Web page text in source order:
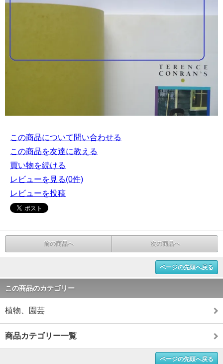
この商品について問い合わせる
この商品を友達に教える
買い物を続ける
レビューを見る(0件)
レビューを投稿
前の商品へ 次の商品へ
ページの先頭へ戻る
この商品のカテゴリー
植物、園芸
商品カテゴリー一覧
ページの先頭へ戻る